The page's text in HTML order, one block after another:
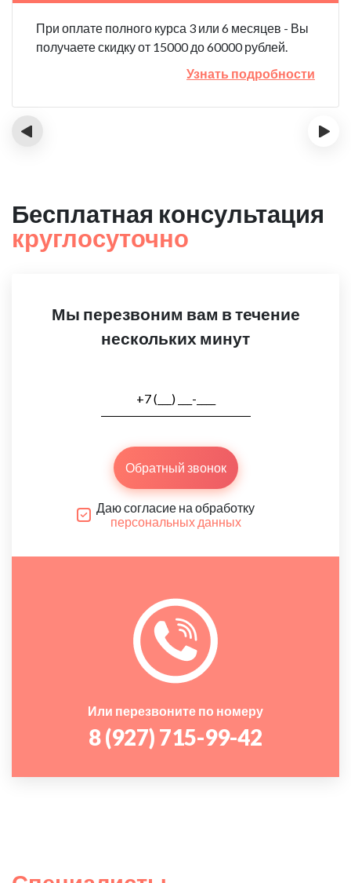
При оплате полного курса 3 или 6 месяцев - Вы
получаете скидку от 15000 до 60000 рублей.
Узнать подробности
‹ ›
Бесплатная консультация
круглосуточно
Мы перезвоним вам в течение
нескольких минут
Обратный звонок
Даю согласие на обработку
персональных данных
Или перезвоните по номеру
8 (927) 715-99-42